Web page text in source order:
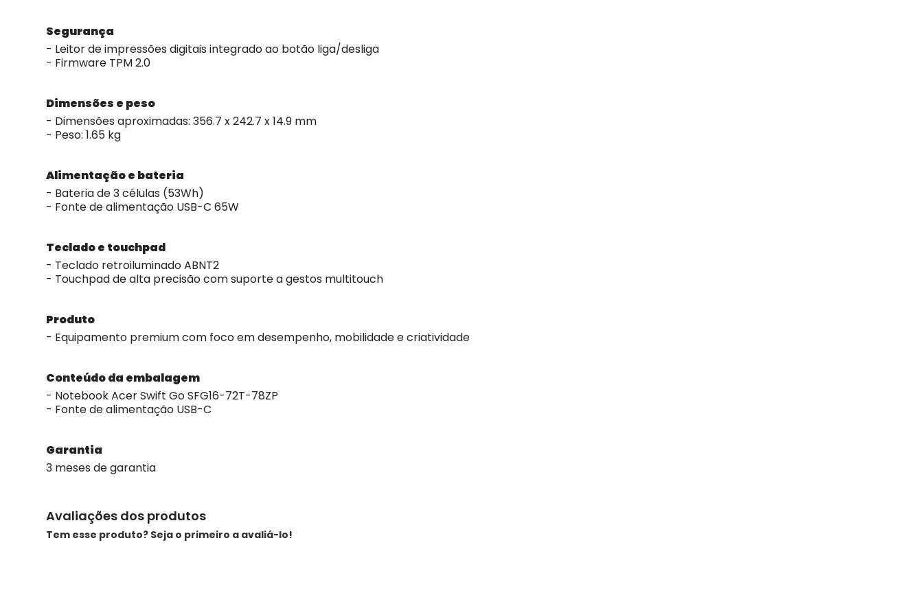
Segurança
- Leitor de impressões digitais integrado ao botão liga/desliga
- Firmware TPM 2.0
Dimensões e peso
- Dimensões aproximadas: 356.7 x 242.7 x 14.9 mm
- Peso: 1.65 kg
Alimentação e bateria
- Bateria de 3 células (53Wh)
- Fonte de alimentação USB-C 65W
Teclado e touchpad
- Teclado retroiluminado ABNT2
- Touchpad de alta precisão com suporte a gestos multitouch
Produto
- Equipamento premium com foco em desempenho, mobilidade e criatividade
Conteúdo da embalagem
- Notebook Acer Swift Go SFG16-72T-78ZP
- Fonte de alimentação USB-C
Garantia
3 meses de garantia
Avaliações dos produtos
Tem esse produto? Seja o primeiro a avaliá-lo!